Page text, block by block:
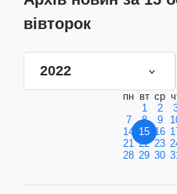
вівторок
2022
пн вт ср
1
2
7
8 9
14 15 16
21 22 23
28 29 30